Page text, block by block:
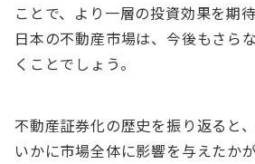
ことで、より一層の投資効果を期
日本の不動産市場は、今後もさら
くことでしょう。
不動産証券化の歴史を振り返ると
いかに市場全体に影響を与えたか